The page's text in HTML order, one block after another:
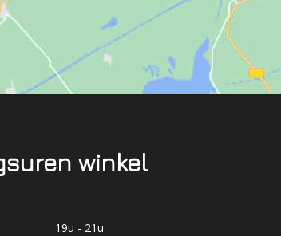
winkel
19u - 21u